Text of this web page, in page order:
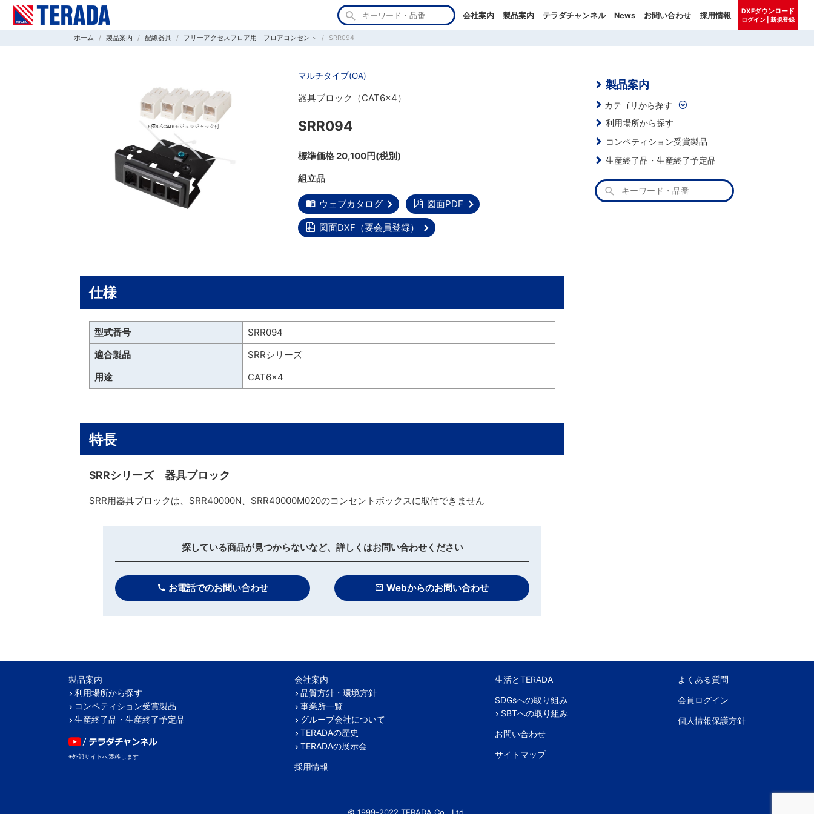
会社案内 製品案内 テラダチャンネル News お問い合わせ 採用情報 DXFダウンロード
ログイン | 新規登録
ホーム 製品案内 配線器具 フリーアクセスフロア用 フロアコンセント SRR094
マルチタイプ(OA)
器具ブロック（CAT6×4）
SRR094
標準価格 20,100円(税別)
組立品
ウェブカタログ 図面PDF
図面DXF（要会員登録）
仕様
型式番号
SRR094
適合製品
SRRシリーズ
用途
CAT6×4
特長
SRRシリーズ 器具ブロック
SRR用器具ブロックは、SRR40000N、SRR40000M020のコンセントボックスに取付できません
探している商品が見つからないなど、詳しくはお問い合わせください
お電話でのお問い合わせ Webからのお問い合わせ
製品案内
カテゴリから探す
利用場所から探す
コンペティション受賞製品
生産終了品・生産終了予定品
製品案内
利用場所から探す
コンペティション受賞製品
生産終了品・生産終了予定品
会社案内
品質方針・環境方針
事業所一覧
グループ会社について
TERADAの歴史
TERADAの展示会
採用情報
生活とTERADA
SDGsへの取り組み
SBTへの取り組み
お問い合わせ
サイトマップ
よくある質問
会員ログイン
個人情報保護方針
© 1999-2022 TERADA Co., Ltd.